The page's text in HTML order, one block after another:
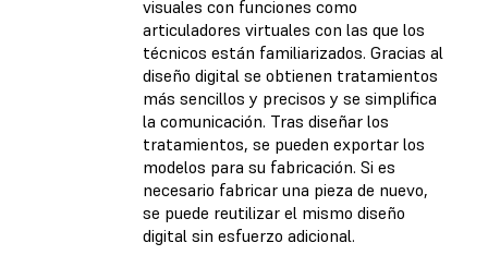
visuales con funciones como
articuladores virtuales con las que los
técnicos están familiarizados. Gracias al
diseño digital se obtienen tratamientos
más sencillos y precisos y se simplifica
la comunicación. Tras diseñar los
tratamientos, se pueden exportar los
modelos para su fabricación. Si es
necesario fabricar una pieza de nuevo,
se puede reutilizar el mismo diseño
digital sin esfuerzo adicional.